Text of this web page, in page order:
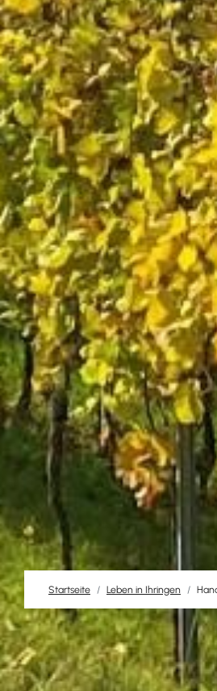
Startseite Leben in Ihringen